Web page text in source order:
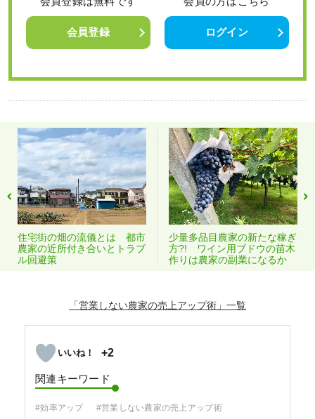
会員登録 ログイン
住宅街の畑の流儀とは 都市
農家の近所付き合いとトラブ
ル回避策
少量多品目農家の新たな稼ぎ
方?! ワイン用ブドウの苗木
作りは農家の副業になるか
「営業しない農家の売上アップ術」
+2
関連キーワード
#効率アップ
#営業しない農家の売上アップ術